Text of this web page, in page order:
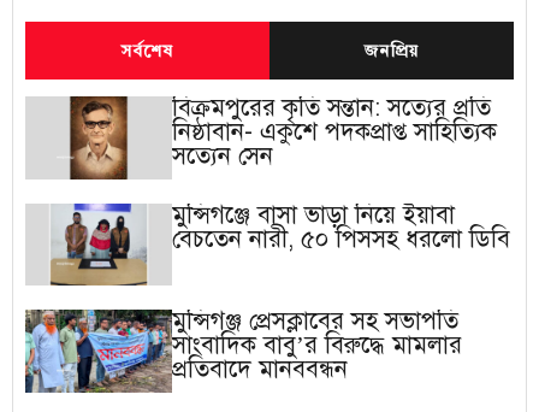
সর্বশেষ জনপ্রিয়
বিক্রমপুরের কৃতি সন্তান: সত্যের প্রতি
নিষ্ঠাবান- একুশে পদকপ্রাপ্ত সাহিত্যিক
সত্যেন সেন
মুন্সিগঞ্জে বাসা ভাড়া নিয়ে ইয়াবা
বেচতেন নারী, ৫০ পিসসহ ধরলো ডিবি
মুন্সিগঞ্জ প্রেসক্লাবের সহ সভাপতি
সাংবাদিক বাবু’র বিরুদ্ধে মামলার
প্রতিবাদে মানববন্ধন